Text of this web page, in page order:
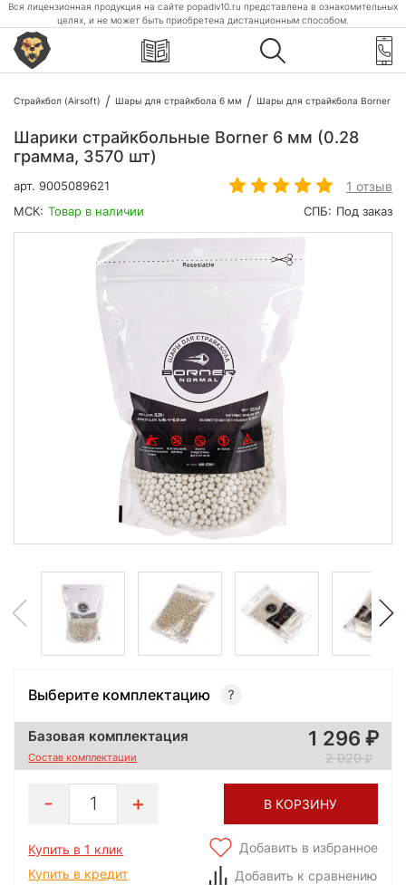
Вся лицензионная продукция на сайте popadiv10.ru представлена в ознакомительных
целях, и не может быть приобретена дистанционным способом.
Страйкбол (Airsoft) Шары для страйкбола 6 мм Шары для страйкбола Borner
Шарики страйкбольные Borner 6 мм (0.28
грамма, 3570 шт)
арт. 9005089621 1 отзыв
МСК: Товар в наличии СПБ: Под заказ
Выберите комплектацию
Базовая комплектация
Состав комплектации
1 296
2 020
1 В КОРЗИНУ
Купить в 1 клик
Купить в кредит
Добавить в избранное
Добавить к сравнению